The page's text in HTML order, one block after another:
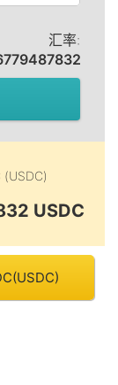
汇率:
(USDC)
USDC